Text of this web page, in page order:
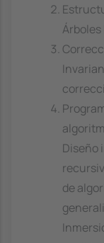
Diseño
de